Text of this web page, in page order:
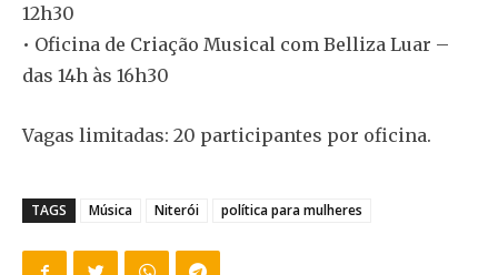
12h30
• Oficina de Criação Musical com Belliza Luar –
das 14h às 16h30
Vagas limitadas: 20 participantes por oficina.
TAGS Música Niterói política para mulheres